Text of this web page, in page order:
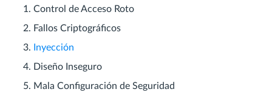
Control de Acceso Roto
Fallos Criptográficos
Inyección
Diseño Inseguro
Mala Configuración de Seguridad